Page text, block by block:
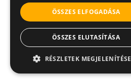
ÖSSZES ELFOGADÁSA
ÖSSZES ELUTASÍTÁSA
RÉSZLETEK MEGJELENÍTÉSE